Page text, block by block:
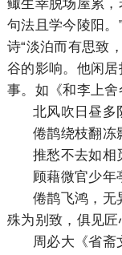
鲰生幸脱场屋累，
句法且学今陵阳
诗“淡泊而有思致
谷的影响。他闲
事。如《和李上舍
北风吹日昼多
倦鹊绕枝翻冻
推愁不去如相
顾藉微官少年
倦鹊飞鸿，无
殊为别致，俱见匠
周必大《省斋